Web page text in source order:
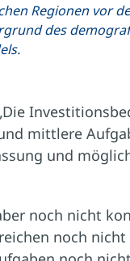
Regionen vor
des
mittlere
und
noch nicht
noch nicht